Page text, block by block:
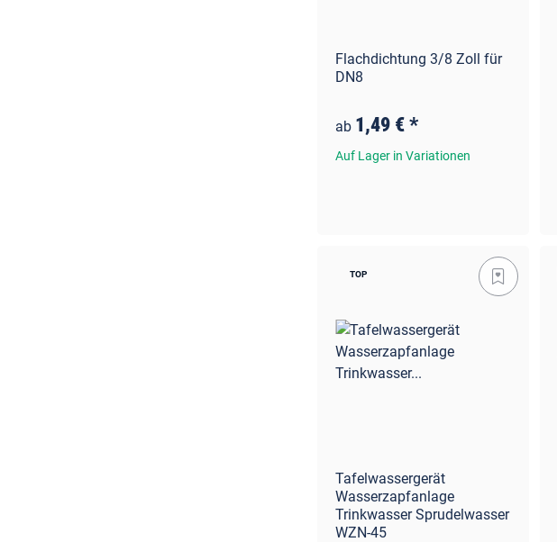
Flachdichtung 3/8 Zoll für
DN8
ab 1,49 €*
Auf Lager in Variationen
TOP
Tafelwassergerät
Wasserzapfanlage
Trinkwasser Sprudelwasser
WZN-45